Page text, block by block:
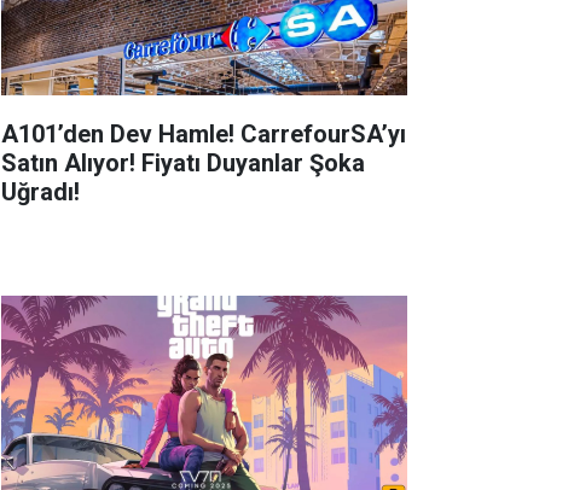
A101’den Dev Hamle! CarrefourSA’yı
Satın Alıyor! Fiyatı Duyanlar Şoka
Uğradı!